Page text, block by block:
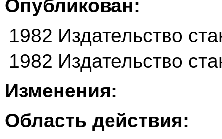
Опубликован:
1982 Издательство
1982 Издательство
Изменения:
Область действия: